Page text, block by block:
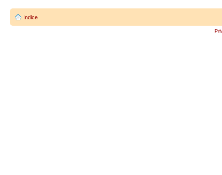
Indice